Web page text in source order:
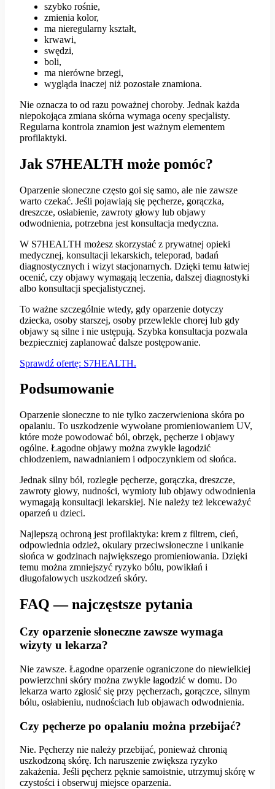
szybko rośnie,
zmienia kolor,
ma nieregularny kształt,
krwawi,
swędzi,
boli,
ma nierówne brzegi,
wygląda inaczej niż pozostałe znamiona.
Nie oznacza to od razu poważnej choroby. Jednak każda
niepokojąca zmiana skórna wymaga oceny specjalisty.
Regularna kontrola znamion jest ważnym elementem
profilaktyki.
Jak S7HEALTH może pomóc?
Oparzenie słoneczne często goi się samo, ale nie zawsze
warto czekać. Jeśli pojawiają się pęcherze, gorączka,
dreszcze, osłabienie, zawroty głowy lub objawy
odwodnienia, potrzebna jest konsultacja medyczna.
W S7HEALTH możesz skorzystać z prywatnej opieki
medycznej, konsultacji lekarskich, teleporad, badań
diagnostycznych i wizyt stacjonarnych. Dzięki temu łatwiej
ocenić, czy objawy wymagają leczenia, dalszej diagnostyki
albo konsultacji specjalistycznej.
To ważne szczególnie wtedy, gdy oparzenie dotyczy
dziecka, osoby starszej, osoby przewlekle chorej lub gdy
objawy są silne i nie ustępują. Szybka konsultacja pozwala
bezpieczniej zaplanować dalsze postępowanie.
Sprawdź ofertę: S7HEALTH.
Podsumowanie
Oparzenie słoneczne to nie tylko zaczerwieniona skóra po
opalaniu. To uszkodzenie wywołane promieniowaniem UV,
które może powodować ból, obrzęk, pęcherze i objawy
ogólne. Łagodne objawy można zwykle łagodzić
chłodzeniem, nawadnianiem i odpoczynkiem od słońca.
Jednak silny ból, rozległe pęcherze, gorączka, dreszcze,
zawroty głowy, nudności, wymioty lub objawy odwodnienia
wymagają konsultacji lekarskiej. Nie należy też lekceważyć
oparzeń u dzieci.
Najlepszą ochroną jest profilaktyka: krem z filtrem, cień,
odpowiednia odzież, okulary przeciwsłoneczne i unikanie
słońca w godzinach największego promieniowania. Dzięki
temu można zmniejszyć ryzyko bólu, powikłań i
długofalowych uszkodzeń skóry.
FAQ — najczęstsze pytania
Czy oparzenie słoneczne zawsze wymaga
wizyty u lekarza?
Nie zawsze. Łagodne oparzenie ograniczone do niewielkiej
powierzchni skóry można zwykle łagodzić w domu. Do
lekarza warto zgłosić się przy pęcherzach, gorączce, silnym
bólu, osłabieniu, nudnościach lub objawach odwodnienia.
Czy pęcherze po opalaniu można przebijać?
Nie. Pęcherzy nie należy przebijać, ponieważ chronią
uszkodzoną skórę. Ich naruszenie zwiększa ryzyko
zakażenia. Jeśli pęcherz pęknie samoistnie, utrzymuj skórę w
czystości i obserwuj miejsce oparzenia.